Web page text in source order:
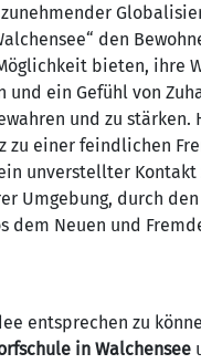
den
bieten, ihre
und ein Gefühl von
und zu stärken.
zu einer feindlichen
unverstellter Kontakt
Umgebung, durch
dem Neuen und
entsprechen zu
in Walchensee